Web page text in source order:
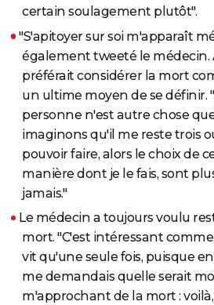
certain soulagement plutôt".
"S'apitoyer sur soi m'apparaît
également tweeté le médecin.
préférait considérer la mort
un ultime moyen de se définir.
personne n'est autre chose
imaginons qu'il me reste trois
pouvoir faire, alors le choix de
manière dont je le fais, sont
jamais."
Le médecin a toujours voulu
mort. "C'est intéressant
vit qu'une seule fois, puisque
me demandais quelle serait
m'approchant de la mort :